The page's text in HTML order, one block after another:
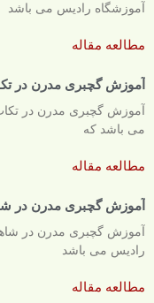
آموزشگاه رادیس می باشد
مطالعه مقاله
آموزش گچبری مدرن در
آموزش گچبری مدرن در
می باشد که
مطالعه مقاله
آموزش گچبری مدرن در
آموزش گچبری مدرن در
رادیس می باشد
مطالعه مقاله